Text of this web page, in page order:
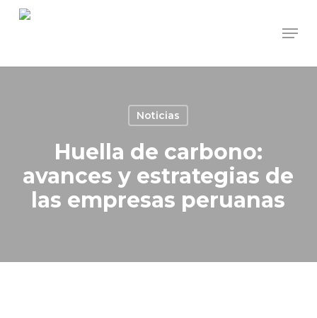
Skip
content
Noticias
Huella de carbono:
avances y estrategias de
las empresas peruanas